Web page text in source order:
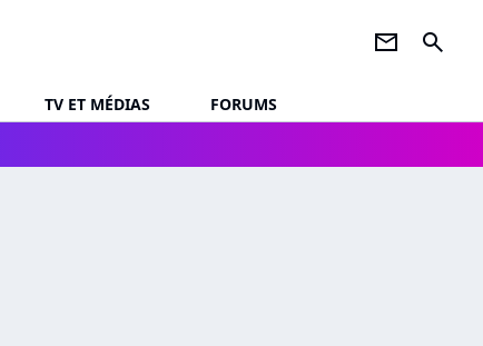
newsletter search
TV ET MÉDIAS
FORUMS